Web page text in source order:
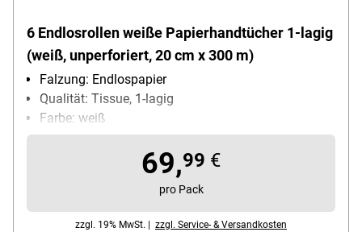
6 Endlosrollen weiße Papierhandtücher 1-lagig
(weiß, unperforiert, 20 cm x 300 m)
Falzung: Endlospapier
Qualität: Tissue, 1-lagig
Farbe: weiß
Blattmaß (B x L): 20 cm x 30000 cm
Maße der Endlosrolle: 20 cm x 300 m, Rollen-Ø: 19
69,99 €
pro Pack
zzgl. 19% MwSt. | zzgl. Service- & Versandkosten